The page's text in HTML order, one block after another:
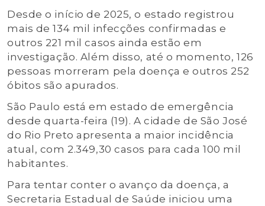
Desde o início de 2025, o estado registrou
mais de 134 mil infecções confirmadas e
outros 221 mil casos ainda estão em
investigação. Além disso, até o momento, 126
pessoas morreram pela doença e outros 252
óbitos são apurados.
São Paulo está em estado de emergência
desde quarta-feira (19). A cidade de São José
do Rio Preto apresenta a maior incidência
atual, com 2.349,30 casos para cada 100 mil
habitantes.
Para tentar conter o avanço da doença, a
Secretaria Estadual de Saúde iniciou uma